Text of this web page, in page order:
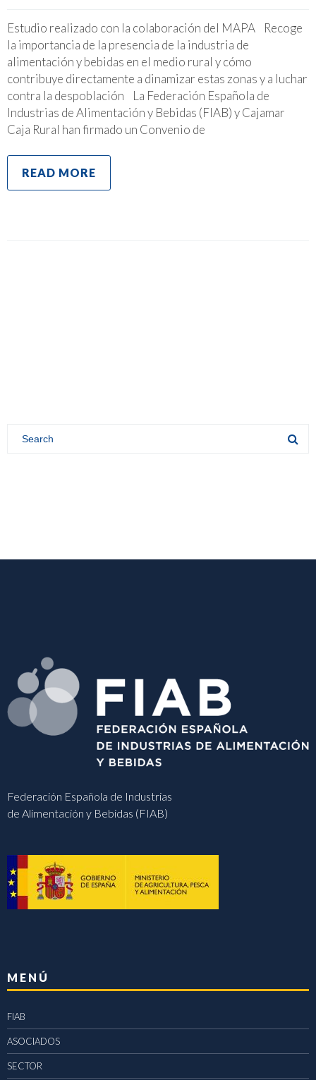
Estudio realizado con la colaboración del MAPA Recoge
la importancia de la presencia de la industria de
alimentación y bebidas en el medio rural y cómo
contribuye directamente a dinamizar estas zonas y a luchar
contra la despoblación La Federación Española de
Industrias de Alimentación y Bebidas (FIAB) y Cajamar
Caja Rural han firmado un Convenio de
READ MORE
Federación Española de Industrias
de Alimentación y Bebidas (FIAB)
MENÚ
FIAB
ASOCIADOS
SECTOR